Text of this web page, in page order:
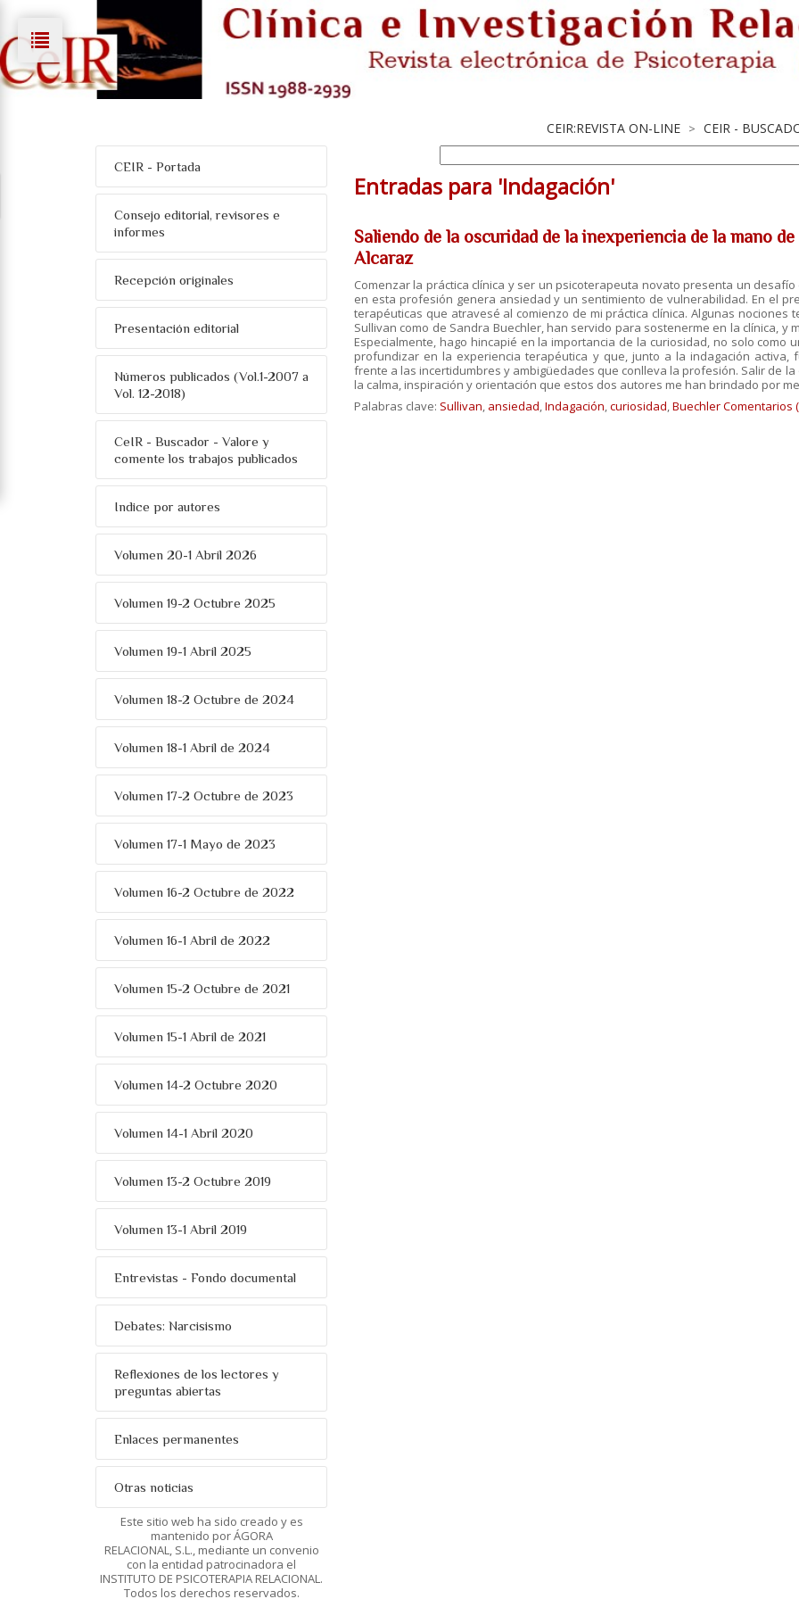
CEIR:REVISTA ON-LINE > CEIR -
CEIR - Portada
Consejo editorial, revisores e
informes
Recepción originales
Presentación editorial
Números publicados (Vol.1-2007 a
Vol. 12-2018)
CeIR - Buscador - Valore y
comente los trabajos publicados
Indice por autores
Volumen 20-1 Abril 2026
Volumen 19-2 Octubre 2025
Volumen 19-1 Abril 2025
Volumen 18-2 Octubre de 2024
Volumen 18-1 Abril de 2024
Volumen 17-2 Octubre de 2023
Volumen 17-1 Mayo de 2023
Volumen 16-2 Octubre de 2022
Volumen 16-1 Abril de 2022
Volumen 15-2 Octubre de 2021
Volumen 15-1 Abril de 2021
Volumen 14-2 Octubre 2020
Volumen 14-1 Abril 2020
Volumen 13-2 Octubre 2019
Volumen 13-1 Abril 2019
Entrevistas - Fondo documental
Debates: Narcisismo
Reflexiones de los lectores y
preguntas abiertas
Enlaces permanentes
Otras noticias
Este sitio web ha sido creado y es
mantenido por ÁGORA
RELACIONAL, S.L., mediante un convenio
con la entidad patrocinadora el
INSTITUTO DE PSICOTERAPIA RELACIONAL.
Todos los derechos reservados.
Entradas para 'Indagación'
Saliendo de la oscuridad de la inexperiencia de la mano
Alcaraz
Comenzar la práctica clínica y ser un psicoterapeuta novato presenta un
en esta profesión genera ansiedad y un sentimiento de vulnerabilidad. En el
terapéuticas que atravesé al comienzo de mi práctica clínica. Algunas nociones
Sullivan como de Sandra Buechler, han servido para sostenerme en la clínica,
Especialmente, hago hincapié en la importancia de la curiosidad, no solo como
profundizar en la experiencia terapéutica y que, junto a la indagación
frente a las incertidumbres y ambigüedades que conlleva la profesión. Salir de
la calma, inspiración y orientación que estos dos autores me han brindado por
Palabras clave: Sullivan, ansiedad,Indagación,curiosidad,BuechlerComentarios